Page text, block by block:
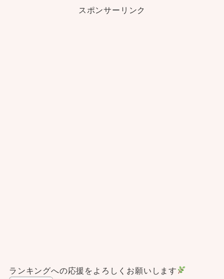
スポンサーリンク
ランキングへの応援をよろしくお願いします